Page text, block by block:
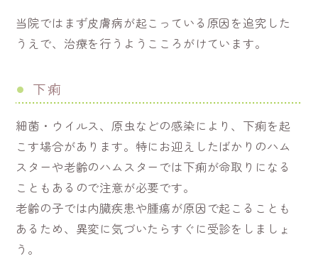
当院ではまず皮膚病が起こっている原因を追究した
うえで、治療を行うようこころがけています。
下痢
細菌・ウイルス、原虫などの感染により、下痢を起
こす場合があります。特にお迎えしたばかりのハム
スターや老齢のハムスターでは下痢が命取りになる
こともあるので注意が必要です。
老齢の子では内臓疾患や腫瘍が原因で起こることも
あるため、異変に気づいたらすぐに受診をしましょ
う。